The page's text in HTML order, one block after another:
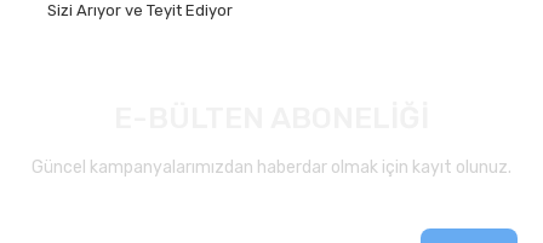
Sizi Arıyor ve Teyit Ediyor
Güncel kampanyalarımızdan haberdar olmak için kayıt olunuz.